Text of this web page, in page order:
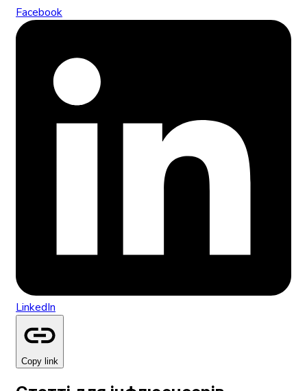
Facebook
LinkedIn
Copy link